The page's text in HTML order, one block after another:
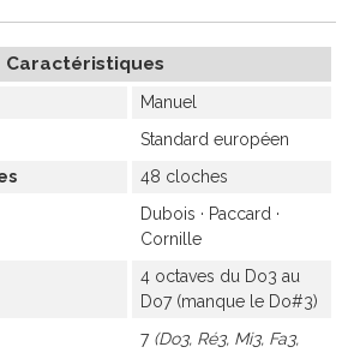
Caractéristiques
Manuel
Standard européen
48 cloches
Dubois
Paccard
Cornille
4 octaves du Do3 au
Do7 (manque le Do#3)
7 Do3, Ré3, Mi3, Fa3,